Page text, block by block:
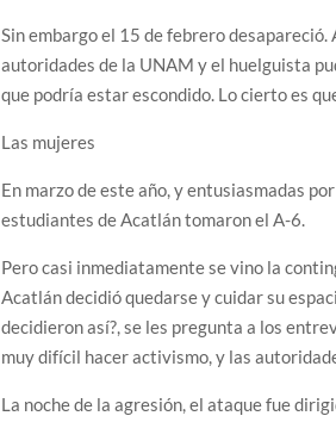
Sin embargo el 15 de febrero
autoridades de la UNAM y el huelguista
que podría estar escondido. Lo cierto es
Las mujeres
En marzo de este año, y entusiasmadas
estudiantes de Acatlán tomaron el A-6.
Pero casi inmediatamente se vino la
Acatlán decidió quedarse y cuidar su
decidieron así?, se les pregunta a los
muy difícil hacer activismo, y las
La noche de la agresión, el ataque fue